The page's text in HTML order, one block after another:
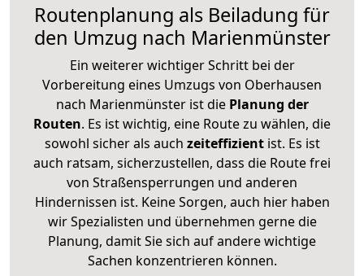
Routenplanung als Beiladung für
den Umzug nach Marienmünster
Ein weiterer wichtiger Schritt bei der
Vorbereitung eines Umzugs von Oberhausen
nach Marienmünster ist diePlanung der
Routen. Es ist wichtig, eine Route zu wählen, die
sowohl sicher als auch zeiteffizientist. Es ist
auch ratsam, sicherzustellen, dass die Route frei
von Straßensperrungen und anderen
Hindernissen ist. Keine Sorgen, auch hier haben
wir Spezialisten und übernehmen gerne die
Planung, damit Sie sich auf andere wichtige
Sachen konzentrieren können.